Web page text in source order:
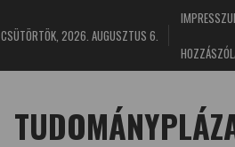
CSÜTÖRTÖK, 2026. AUGUSZTUS 6.